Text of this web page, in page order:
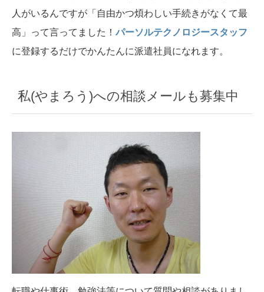
人がいるんですが「自由かつ煩わしい手続きがなくて最
高」って言ってました！ パーソルテクノロジースタッフ
に登録するだけでかんたんに派遣社員になれます。
私(やまろう)への相談メールも募集中